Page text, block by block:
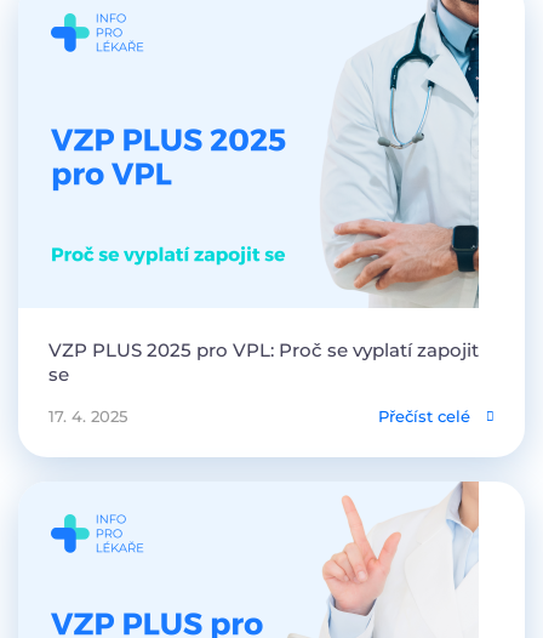
VZP PLUS 2025 pro VPL: Proč se vyplatí zapojit
se
17. 4. 2025 Přečíst celé